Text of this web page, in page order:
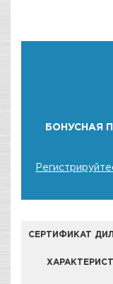
БОНУСНАЯ
СЕРТИФИКАТ